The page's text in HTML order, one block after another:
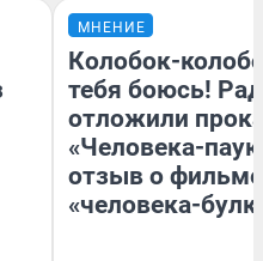
МНЕНИЕ
Колобок-
тебя боюсь!
отложили
«Человека-
отзыв о
«человека-